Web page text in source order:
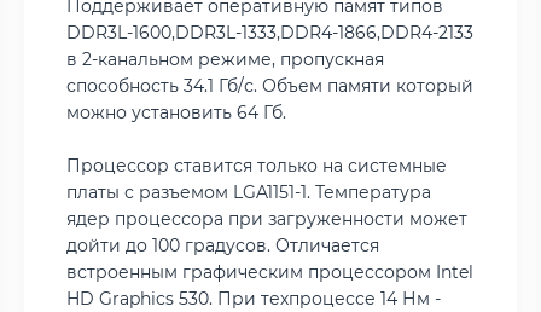
Поддерживает оперативную памят типов
DDR3L-1600,DDR3L-1333,DDR4-1866,DDR4-2133
в 2-канальном режиме, пропускная
способность 34.1 Гб/с. Объем памяти который
можно установить 64 Гб.
Процессор ставится только на системные
платы с разъемом LGA1151-1. Температура
ядер процессора при загруженности может
дойти до 100 градусов. Отличается
встроенным графическим процессором Intel
HD Graphics 530. При техпроцессе 14 Нм -